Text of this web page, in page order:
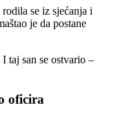
se iz sjećanja i
je da postane
taj san se ostvario –
oficira